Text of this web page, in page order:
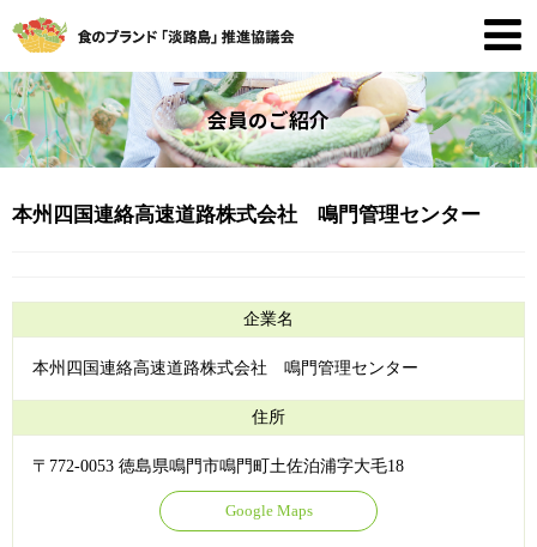
会員のご紹介
本州四国連絡高速道路株式会社 鳴門管理センター
企業名
本州四国連絡高速道路株式会社 鳴門管理センター
住所
〒772-0053 徳島県鳴門市鳴門町土佐泊浦字大毛18
Google Maps